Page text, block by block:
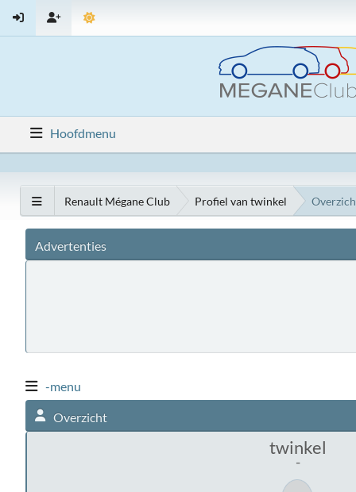
Hoofdmenu
Renault Mégane Club Profiel van twinkel
Advertenties
-menu
Overzicht
twinkel
-